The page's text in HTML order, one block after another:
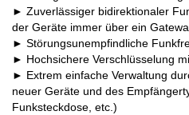
► Zuverlässiger bidirektionaler
der Geräte immer über ein
► Störungsunempfindliche
► Hochsichere Verschlüsselung
► Extrem einfache Verwaltung
neuer Geräte und des
Funksteckdose, etc.)